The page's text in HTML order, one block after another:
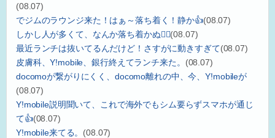
(08.07)
でジムのラウンジ来た！はぁ～落ち着く！静か👍(08.07)
しかし人が多くて、なんか落ち着かぬ😮‍💨(08.07)
最近ランチは抜いてるんだけど！さすがに動きすぎて(08.07)
皮膚科、Y!mobile、銀行終えてランチ来た。 (08.07)
docomoが繋がりにくく、docomo離れの中、今、Y!mobileが
(08.07)
Y!mobile説明聞いて、これで海外でもシム要らずスマホが通じ
て👍(08.07)
Y!mobile来てる。 (08.07)